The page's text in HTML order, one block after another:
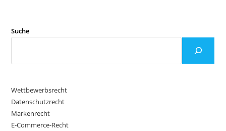
Suche
Wettbewerbsrecht
Datenschutzrecht
Markenrecht
E-Commerce-Recht